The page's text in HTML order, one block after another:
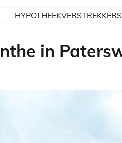
HYPOTHEEKVERSTREKKERS
in